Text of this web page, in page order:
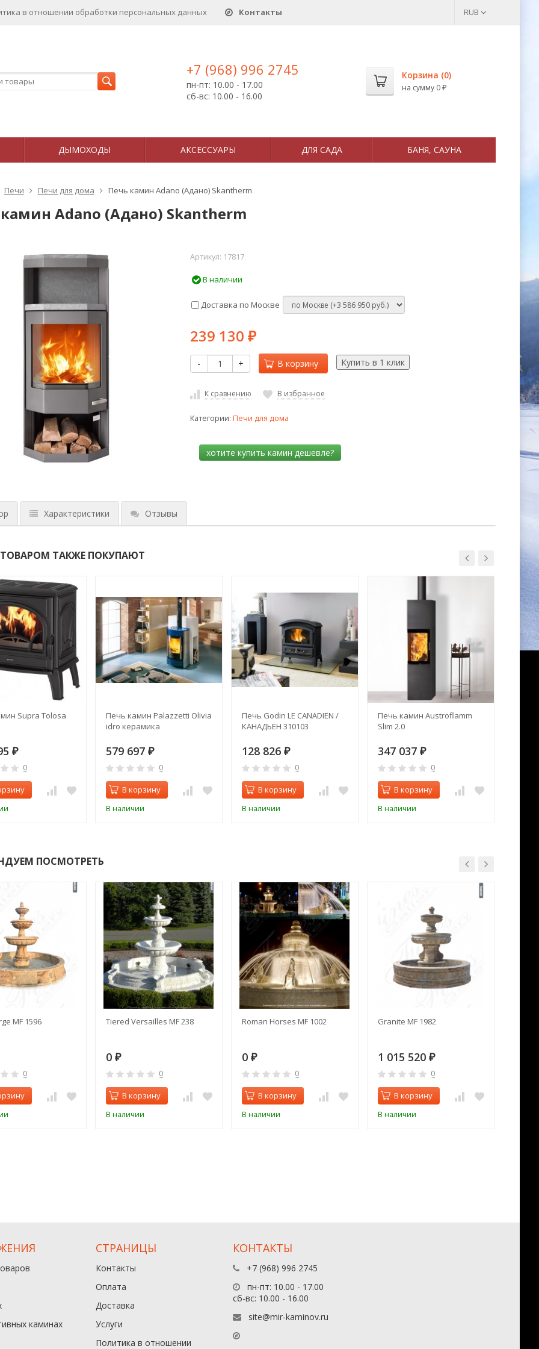
в отношении обработки персональных данныx Контакты RUB
+7 (968) 996 2745
пн-пт: 10.00 - 17.00
сб-вс: 10.00 - 16.00
Корзина (0)
на сумму 0 ₽
ДЫМОХОДЫ АКСЕССУАРЫ ДЛЯ САДА БАНЯ, САУНА
Печи Печи для дома Печь камин Adano (Адано) Skantherm
Adano (Адано) Skantherm
Артикул: 17817
В наличии
Доставка по Москве
239 130 ₽
- + В корзину
К сравнению В избранное
Категории: Печи для дома
Характеристики Отзывы
ТАКЖЕ ПОКУПАЮТ
Supra Tolosa
₽
0
Печь камин Palazzetti Olivia
idro керамика
579 697 ₽
0
В корзину
В наличии
Печь Godin LE CANADIEN /
КАНАДЬЕН 310103
128 826 ₽
0
В корзину
В наличии
Печь камин Austroflamm
Slim 2.0
347 037 ₽
0
В корзину
В наличии
ПОСМОТРЕТЬ
MF 1596
0
Tiered Versailles MF 238
0 ₽
0
В корзину
В наличии
Roman Horses MF 1002
0 ₽
0
В корзину
В наличии
Granite MF 1982
1 015 520 ₽
0
В корзину
В наличии
каминах
СТРАНИЦЫ
Контакты
Оплата
Доставка
Услуги
Политика в отношении
КОНТАКТЫ
+7 (968) 996 2745
пн-пт: 10.00 - 17.00
сб-вс: 10.00 - 16.00
site@mir-kaminov.ru